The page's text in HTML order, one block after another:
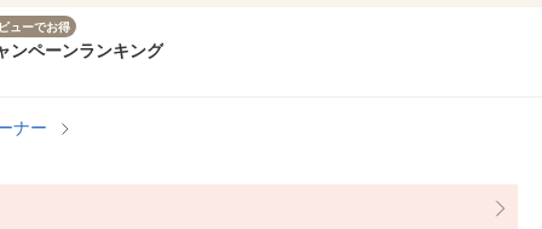
ューでお得
ンペーンランキング
ナー